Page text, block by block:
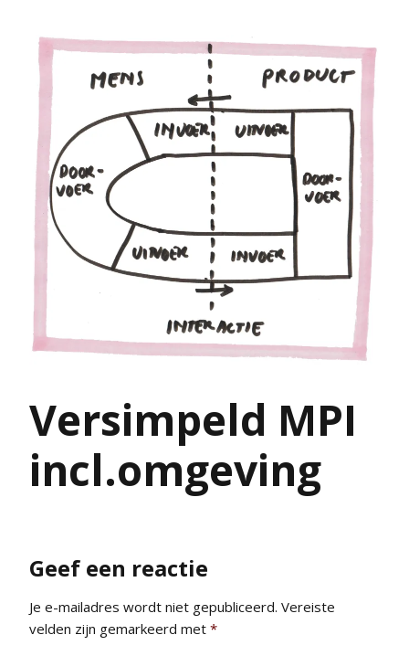
Versimpeld MPI
incl.omgeving
Geef een reactie
Je e-mailadres wordt niet gepubliceerd. Vereiste
velden zijn gemarkeerd met *